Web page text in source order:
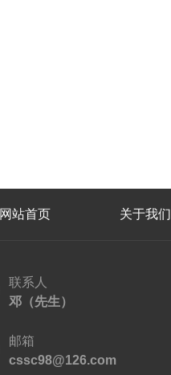
网站首页 关于我们
联系人
邓（先生）
邮箱
cssc98@126.com